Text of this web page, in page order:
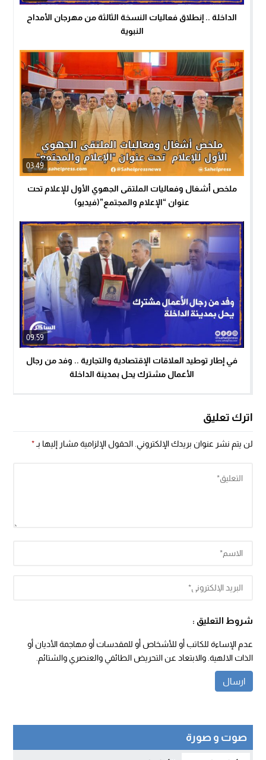
الداخلة .. إنطلاق فعاليات النسخة الثالثة من مهرجان الأمداح
النبوية
03:49
ملخص أشغال وفعاليات الملتقى الجهوي الأول للإعلام تحت
عنوان “الإعلام والمجتمع”(فيديو)
09:59
في إطار توطيد العلاقات الإقتصادية والتجارية .. وفد من رجال
الأعمال مشترك يحل بمدينة الداخلة
اترك تعليق
لن يتم نشر عنوان بريدك الإلكتروني. الحقول الإلزامية مشار إليها بـ*
شروط التعليق :
عدم الإساءة للكاتب أو للأشخاص أو للمقدسات أو مهاجمة الأديان أو
الذات الالهية. والابتعاد عن التحريض الطائفي والعنصري والشتائم.
صوت و صورة